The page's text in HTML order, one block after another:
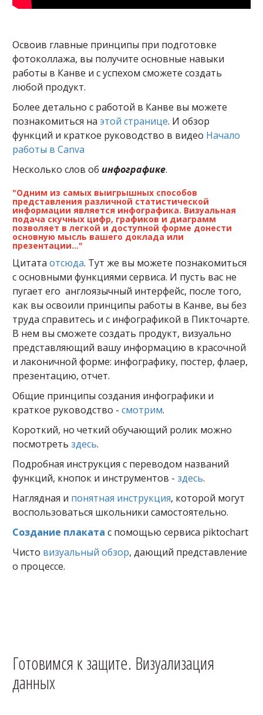
Освоив главные принципы при подготовке
фотоколлажа, вы получите основные навыки
работы в Канве и с успехом сможете создать
любой продукт.
Более детально с работой в Канве вы можете
познакомиться на этой странице. И обзор
функций и краткое руководство в видео Начало
работы в Canva
Несколько слов об инфографике.
"Одним из самых выигрышных способов
представления различной статистической
информации является инфографика. Визуальная
подача скучных цифр, графиков и диаграмм
позволяет в легкой и доступной форме донести
основную мысль вашего доклада или
презентации..."
Цитата отсюда. Тут же вы можете познакомиться
с основными функциями сервиса. И пусть вас не
пугает его англоязычный интерфейс, после того,
как вы освоили принципы работы в Канве, вы без
труда справитесь и с инфографикой в Пикточарте.
В нем вы сможете создать продукт, визуально
представляющий вашу информацию в красочной
и лаконичной форме: инфографику, постер, флаер,
презентацию, отчет.
Общие принципы создания инфографики и
краткое руководство - смотрим.
Короткий, но четкий обучающий ролик можно
посмотреть здесь.
Подробная инструкция с переводом названий
функций, кнопок и инструментов - здесь.
Наглядная и понятная инструкция, которой могут
воспользоваться школьники самостоятельно.
Создание плаката с помощью сервиса piktochart
Чисто визуальный обзор, дающий представление
о процессе.
Готовимся к защите. Визуализация
данных